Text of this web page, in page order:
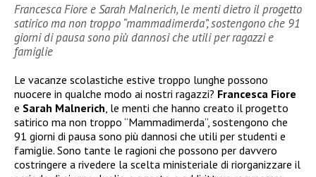
Francesca Fiore e Sarah Malnerich, le menti dietro il progetto
satirico ma non troppo “mammadimerda”, sostengono che 91
giorni di pausa sono più dannosi che utili per ragazzi e
famiglie
Le vacanze scolastiche estive troppo lunghe possono
nuocere in qualche modo ai nostri ragazzi? Francesca Fiore
e Sarah Malnerich , le menti che hanno creato il progetto
satirico ma non troppo “Mammadimerda”, sostengono che
91 giorni di pausa sono più dannosi che utili per studenti e
famiglie. Sono tante le ragioni che possono per davvero
costringere a rivedere la scelta ministeriale di riorganizzare il